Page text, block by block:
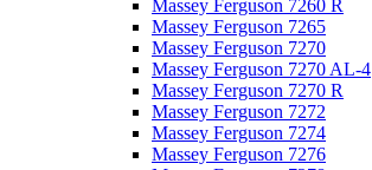
Massey Ferguson 7260 R
Massey Ferguson 7265
Massey Ferguson 7270
Massey Ferguson 7270 AL-4
Massey Ferguson 7270 R
Massey Ferguson 7272
Massey Ferguson 7274
Massey Ferguson 7276